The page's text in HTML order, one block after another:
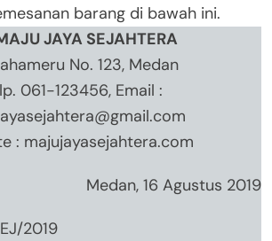
barang di bawah ini.
JAYA SEJAHTERA
No. 123, Medan
061-123456, Email :
: majujayasejahtera.com
Medan, 16 Agustus 2019
2019